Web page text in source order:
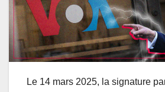
Le 14 mars 2025, la signature